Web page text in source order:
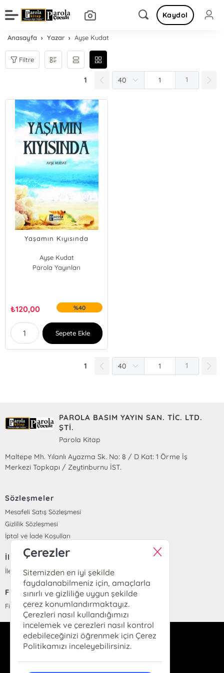
Kaydol
Anasayfa Yazar Ayşe Kudat
Filtre
1 1
Yaşamın Kıyısında
Ayşe Kudat
Parola Yayınları
₺120,00 %40
Sepete Ekle
1 1
PAROLA BASIM YAYIN SAN. TİC. LTD.
ŞTİ.
Parola Kitap
Maltepe Mh. Yılanlı Ayazma Sk. No: 8 / D Kat: 1 Örme İş
Merkezi Topkapı / Zeytinburnu İST.
Sözleşmeler
Mesafeli Satış Sözleşmesi
Gizlilik Sözleşmesi
İptal ve İade Koşulları
İletişim
İletişim
Fiyat Listesi
Fiyat Listesi
info@parolakitap.com
Çerezler
Sitemizden en iyi şekilde
faydalanabilmeniz için, amaçlarla
sınırlı ve gizliliğe uygun şekilde
çerez konumlandırmaktayız.
Çerezleri nasıl kullandığımızı
incelemek ve çerezleri nasıl kontrol
edebileceğinizi öğrenmek için Çerez
Politikamızı inceleyebilirsiniz.